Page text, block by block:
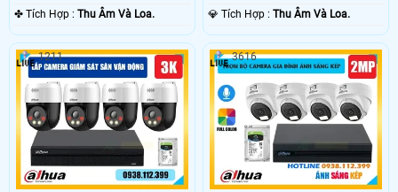
️✤ Tích Hợp : Thu Âm Và Loa.
️💎 Tích Hợp :Thu Âm Và Loa.
1211 3616